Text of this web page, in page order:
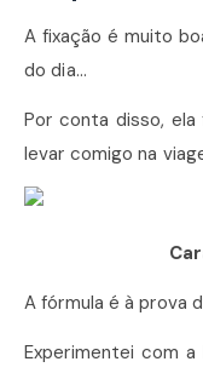
A fixação é muito
do dia…
Por conta disso,
levar comigo na
A fórmula é à prova
Experimentei com